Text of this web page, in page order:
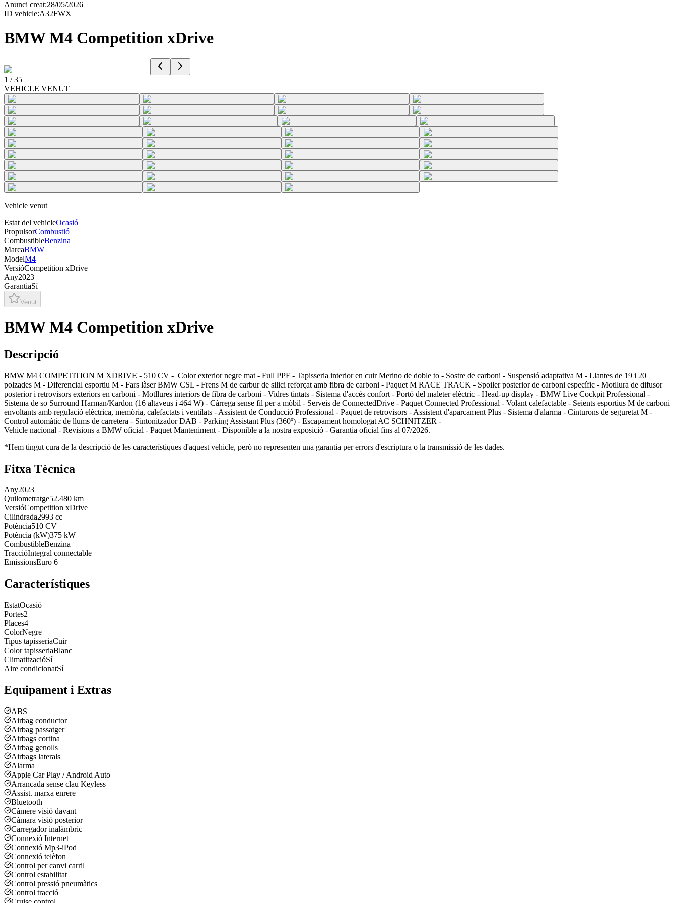
Anunci creat:28/05/2026
ID vehicle:A32FWX
BMW M4 Competition xDrive
1 /35
VEHICLE VENUT
Vehicle venut
Estat del vehicleOcasió
PropulsorCombustió
CombustibleBenzina
MarcaBMW
ModelM4
VersióCompetition xDrive
Any2023
GarantiaSí
Venut
BMW M4 Competition xDrive
Descripció
BMW M4 COMPETITION M XDRIVE - 510 CV - Color exterior negre mat - Full PPF - Tapisseria interior en cuir Merino de doble to - Sostre de carboni - Suspensió adaptativa M - Llantes de 19 i 20
polzades M - Diferencial esportiu M - Fars làser BMW CSL - Frens M de carbur de silici reforçat amb fibra de carboni - Paquet M RACE TRACK - Spoiler posterior de carboni específic - Motllura de difusor
posterior i retrovisors exteriors en carboni - Motllures interiors de fibra de carboni - Vidres tintats - Sistema d'accés confort - Portó del maleter elèctric - Head-up display - BMW Live Cockpit Professional -
Sistema de so Surround Harman/Kardon (16 altaveus i 464 W) - Càrrega sense fil per a mòbil - Serveis de ConnectedDrive - Paquet Connected Professional - Volant calefactable - Seients esportius M de carboni
envoltants amb regulació elèctrica, memòria, calefactats i ventilats - Assistent de Conducció Professional - Paquet de retrovisors - Assistent d'aparcament Plus - Sistema d'alarma - Cinturons de seguretat M -
Control automàtic de llums de carretera - Sintonitzador DAB - Parking Assistant Plus (360º) - Escapament homologat AC SCHNITZER -
Vehicle nacional - Revisions a BMW oficial - Paquet Manteniment - Disponible a la nostra exposició - Garantia oficial fins al 07/2026.
*Hem tingut cura de la descripció de les característiques d'aquest vehicle, però no representen una garantia per errors d'escriptura o la transmissió de les dades.
Fitxa Tècnica
Any2023
Quilometratge52.480 km
VersióCompetition xDrive
Cilindrada2993 cc
Potència510 CV
Potència (kW)375 kW
CombustibleBenzina
TraccióIntegral connectable
EmissionsEuro 6
Característiques
EstatOcasió
Portes2
Places4
ColorNegre
Tipus tapisseriaCuir
Color tapisseriaBlanc
ClimatitzacióSí
Aire condicionatSí
Equipament i Extras
ABS
Airbag conductor
Airbag passatger
Airbags cortina
Airbag genolls
Airbags laterals
Alarma
Apple Car Play / Android Auto
Arrancada sense clau Keyless
Assist. marxa enrere
Bluetooth
Càmere visió davant
Càmara visió posterior
Carregador inalàmbric
Connexió Internet
Connexió Mp3-iPod
Connexió telèfon
Control per canvi carril
Control estabilitat
Control pressió pneumàtics
Control tracció